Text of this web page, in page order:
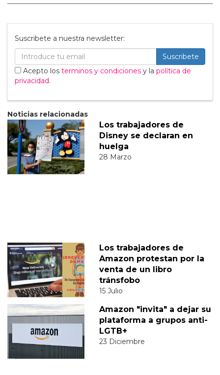
Suscribete a nuestra newsletter:
Suscribete
Acepto los terminos y condiciones y la política de
privacidad.
Noticias relacionadas
Los trabajadores de
Disney se declaran en
huelga
28 Marzo
Los trabajadores de
Amazon protestan por la
venta de un libro
tránsfobo
15 Julio
Amazon "invita" a dejar su
plataforma a grupos anti-
LGTB+
23 Diciembre